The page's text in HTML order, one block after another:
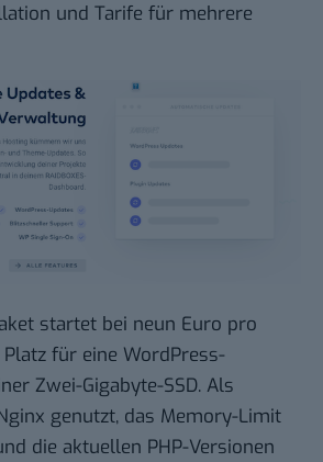
und Tarife für mehrere
startet bei neun Euro pro
für eine WordPress-
Zwei-Gigabyte-SSD. Als
genutzt, das Memory-Limit
die aktuellen PHP-Versionen